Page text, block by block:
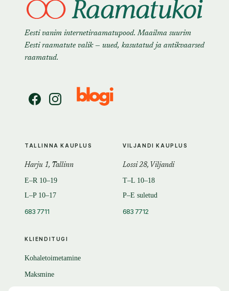
Eesti vanim internetiraamatupood. Maailma suurim
Eesti raamatute valik — uued, kasutatud ja antikvaarsed
raamatud.
KLIENDITUGI
Kohaletoimetamine
Maksmine
TALLINNA KAUPLUS
Harju 1, Tallinn
E–R 10–19
L–P 10–17
683 7711
VILJANDI KAUPLUS
Lossi 28, Viljandi
T–L 10–18
P–E suletud
683 7712